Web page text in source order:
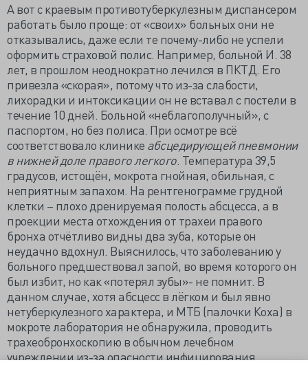
А вот с краевым противотуберкулезным диспансером
работать было проще: от «своих» больных они не
отказывались, даже если те почему-либо не успели
оформить страховой полис. Например, больной И. 38
лет, в прошлом неоднократно лечился в ПКТД. Его
привезла «скорая», потому что из-за слабости,
лихорадки и интоксикации он не вставал с постели в
течение 10 дней. Больной «неблагополучный», с
паспортом, но без полиса. При осмотре всё
соответствовало клинике абсцедирующей пневмонии
в нижней доле правого легкого. Температура 39,5
градусов, истощён, мокрота гнойная, обильная, с
неприятным запахом. На рентгенограмме грудной
клетки – плохо дренируемая полость абсцесса, а в
проекции места отхождения от трахеи правого
бронха отчётливо видны два зуба, которые он
неудачно вдохнул. Выяснилось, что заболеванию у
больного предшествовал запой, во время которого он
был избит, но как «потерял зубы»- не помнит. В
данном случае, хотя абсцесс в лёгком и был явно
нетуберкулезного характера, и МТБ (палочки Коха) в
мокроте лаборатория не обнаружила, проводить
трахеобронхоскопию в обычном лечебном
учреждении из-за опасности инфицирования